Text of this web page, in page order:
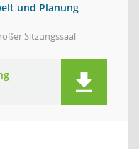
und Planung
Sitzungssaal